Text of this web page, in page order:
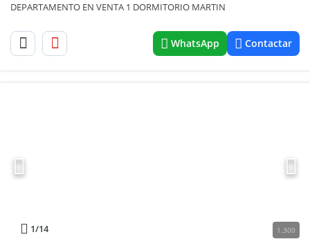
DEPARTAMENTO EN VENTA 1 DORMITORIO MARTIN
WhatsApp Contactar
1/14 1.300